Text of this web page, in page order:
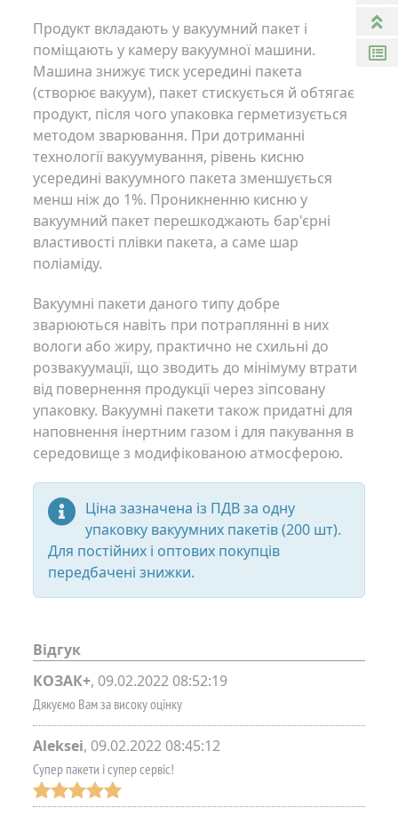
Продукт вкладають у вакуумний пакет і
поміщають у камеру вакуумної машини.
Машина знижує тиск усередині пакета
(створює вакуум), пакет стискується й обтягає
продукт, після чого упаковка герметизується
методом зварювання. При дотриманні
технології вакуумування, рівень кисню
усередині вакуумного пакета зменшується
менш ніж до 1%. Проникненню кисню у
вакуумний пакет перешкоджають бар'єрні
властивості плівки пакета, а саме шар
поліаміду.
Вакуумні пакети даного типу добре
зварюються навіть при потраплянні в них
вологи або жиру, практично не схильні до
розвакуумації, що зводить до мінімуму втрати
від повернення продукції через зіпсовану
упаковку. Вакуумні пакети також придатні для
наповнення інертним газом і для пакування в
середовище з модифікованою атмосферою.
Ціна зазначена із ПДВ за одну
упаковку вакуумних пакетів (200 шт).
Для постійних і оптових покупців
передбачені знижки.
Відгук
КОЗАК+, 09.02.2022 08:52:19
Дякуємо Вам за високу оцінку
Aleksei, 09.02.2022 08:45:12
Супер пакети і супер сервіс!